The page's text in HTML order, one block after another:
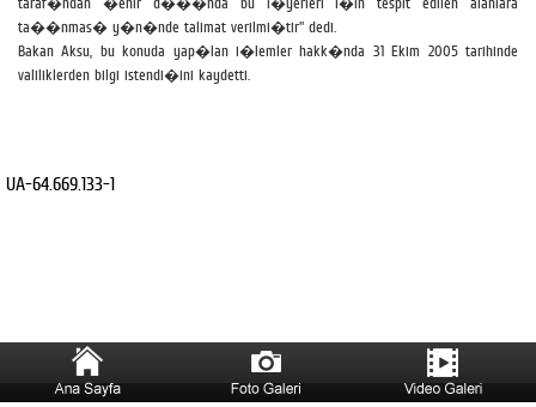
ta��nmas� y�n�nde talimat verilmi�tir'' dedi.
Bakan Aksu, bu konuda yap�lan i�lemler hakk�nda 31 Ekim 2005 tarihinde
valiliklerden bilgi istendi�ini kaydetti.
UA-64.669.133-1